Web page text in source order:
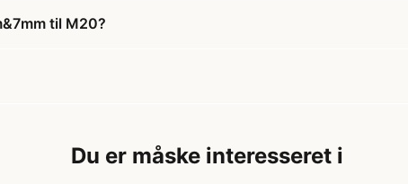
til M20?
Du er måske interesseret i